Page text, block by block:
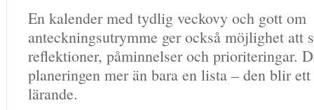
En kalender med tydlig veckovy och gott om
anteckningsutrymme ger också möjlighet att
reflektioner, påminnelser och prioriteringar.
planeringen mer än bara en lista – den blir
lärande.